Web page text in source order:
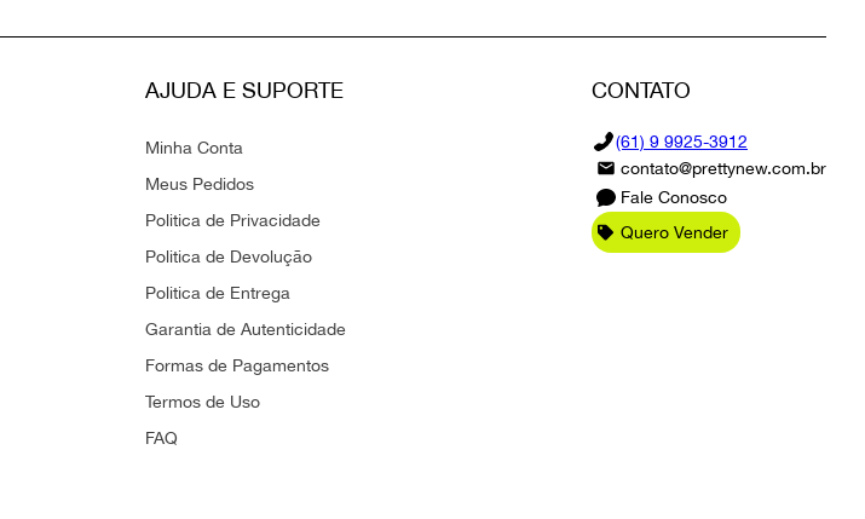
AJUDA E SUPORTE
Minha Conta
Meus Pedidos
Politica de Privacidade
Politica de Devolução
Politica de Entrega
Garantia de Autenticidade
Formas de Pagamentos
Termos de Uso
FAQ
CONTATO
(61) 9 9925-3912
contato@prettynew.com.br
Fale Conosco
Quero Vender